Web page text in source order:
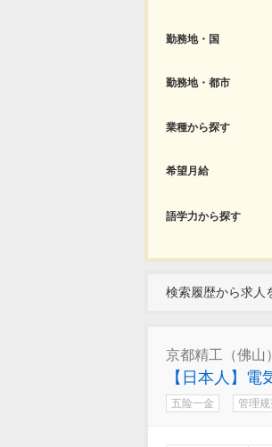
勤務地・国
勤務地・都市
業種から探す
希望月給
語学力から探す
検索履歴から求人
京都精工（佛山
【日本人】電
五险一金 管理